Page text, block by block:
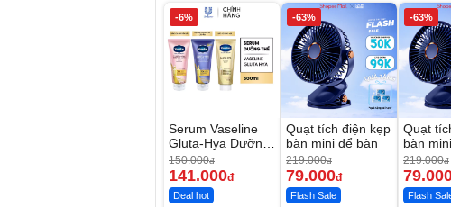
-6%
Serum Vaseline
Gluta-Hya Dưỡng
Da Sáng Mịn Sau
7 Ngày
150.000đ
141.000đ
Deal hot
-63%
Quạt tích điện kẹp
bàn mini để bàn
219.000đ
79.000đ
Flash Sale
-63%
Quạt
bàn
219.000đ
Flash